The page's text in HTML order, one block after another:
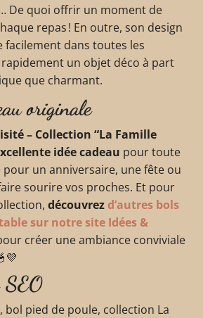
De quoi offrir un moment de
repas ! En outre, son design
facilement dans toutes les
un objet déco à part
que charmant.
originale
– Collection “La Famille
idée cadeau pour toute
pour un anniversaire, une fête ou
sourire vos proches. Et pour
découvrez d’autres bols
sur notre site Idées &
créer une ambiance conviviale
SEO
pied de poule, collection La